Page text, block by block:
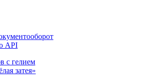
API
с гелием
затея»